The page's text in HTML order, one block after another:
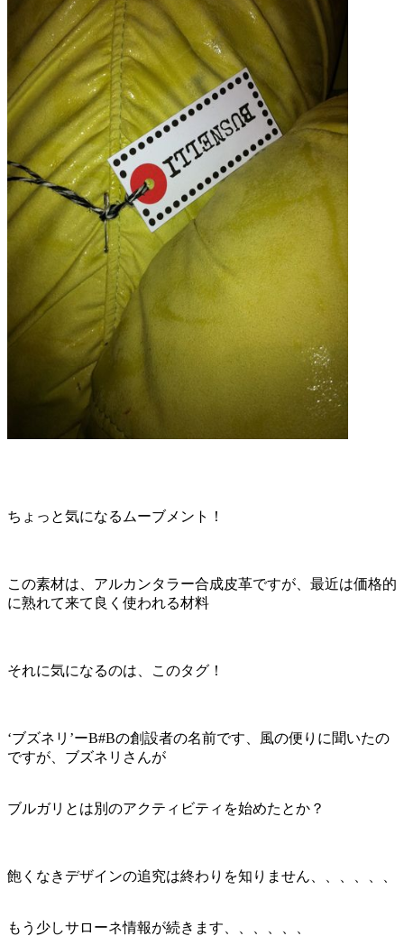
ちょっと気になるムーブメント！
この素材は、アルカンタラー合成皮革ですが、最近は価格的
に熟れて来て良く使われる材料
それに気になるのは、このタグ！
‘ブズネリ’ーB#Bの創設者の名前です、風の便りに聞いたの
ですが、ブズネリさんが
ブルガリとは別のアクティビティを始めたとか？
飽くなきデザインの追究は終わりを知りません、、、、、、
もう少しサローネ情報が続きます、、、、、、